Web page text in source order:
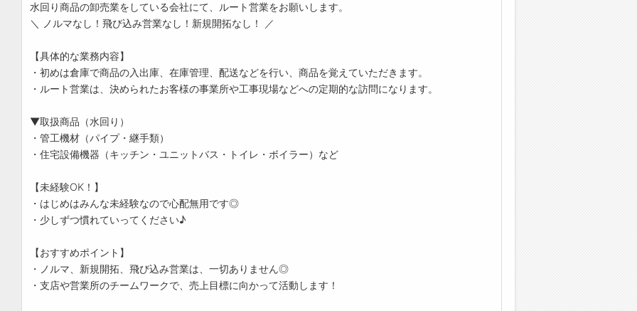
水回り商品の卸売業をしている会社にて、ルート営業をお願いします。
＼ ノルマなし！飛び込み営業なし！新規開拓なし！ ／
【具体的な業務内容】
・初めは倉庫で商品の入出庫、在庫管理、配送などを行い、商品を覚えていただきます。
・ルート営業は、決められたお客様の事業所や工事現場などへの定期的な訪問になります。
▼取扱商品（水回り）
・管工機材（パイプ・継手類）
・住宅設備機器（キッチン・ユニットバス・トイレ・ボイラー）など
【未経験OK！】
・はじめはみんな未経験なので心配無用です◎
・少しずつ慣れていってください♪
【おすすめポイント】
・ノルマ、新規開拓、飛び込み営業は、一切ありません◎
・支店や営業所のチームワークで、売上目標に向かって活動します！